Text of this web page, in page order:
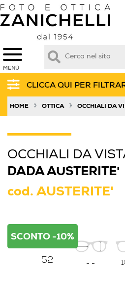
MENÙ
CLICCA QUI PER
HOME » OTTICA » OCCHIALI DA
OCCHIALI DA
DADA AUSTERITE'
cod. AUSTERITE'
SCONTO -10%
52 - -